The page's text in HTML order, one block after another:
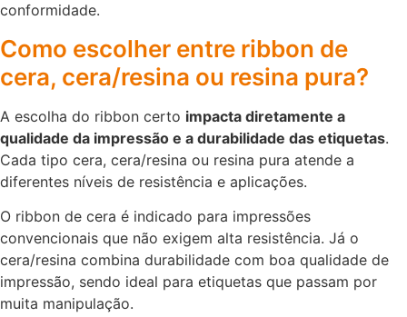
conformidade.
Como escolher entre ribbon de
cera, cera/resina ou resina pura?
A escolha do ribbon certo impacta diretamente a
qualidade da impressão e a durabilidade das etiquetas.
Cada tipo cera, cera/resina ou resina pura atende a
diferentes níveis de resistência e aplicações.
O ribbon de cera é indicado para impressões
convencionais que não exigem alta resistência. Já o
cera/resina combina durabilidade com boa qualidade de
impressão, sendo ideal para etiquetas que passam por
muita manipulação.